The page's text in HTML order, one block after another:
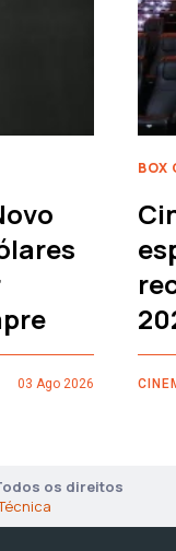
03 Ago 2026
BOX
os direitos